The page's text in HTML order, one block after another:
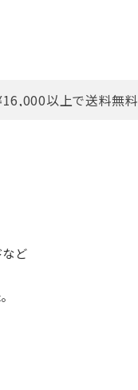
以上で送料無料
など